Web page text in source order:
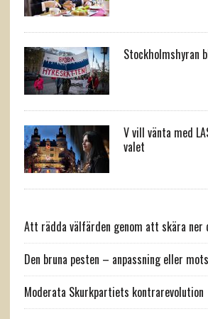
Stockholmshyran
V vill vänta med
valet
Att rädda välfärden genom att skära ner
Den bruna pesten – anpassning eller
Moderata Skurkpartiets kontrarevolution